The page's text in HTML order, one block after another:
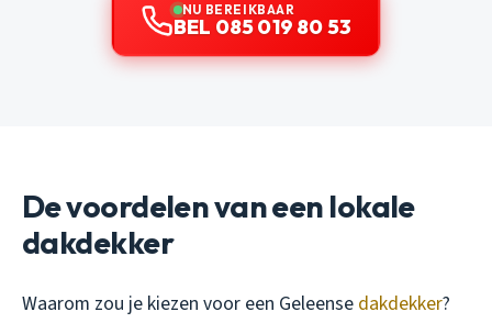
NU BEREIKBAAR
BEL 085 019 80 53
De voordelen van een lokale
dakdekker
Waarom zou je kiezen voor een Geleense dakdekker?